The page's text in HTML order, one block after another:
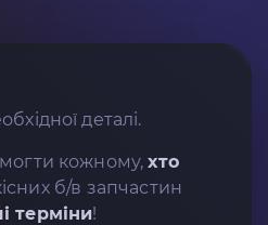
деталі.
кожному,хто
б/в запчастин
терміни!